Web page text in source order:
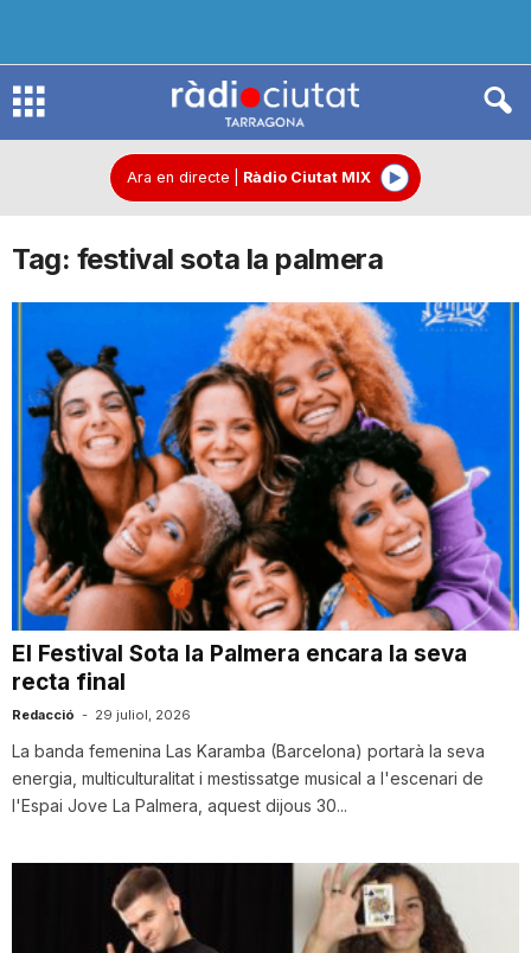
R
d
o
C
i
u
t
a
t
Ara en directe Ràdio Ciutat MIX
Tag: festival sota la palmera
El Festival Sota la Palmera encara la seva
recta final
Redacció - 29 juliol, 2026
La banda femenina Las Karamba (Barcelona) portarà la seva
energia, multiculturalitat i mestissatge musical a l'escenari de
l'Espai Jove La Palmera, aquest dijous 30...